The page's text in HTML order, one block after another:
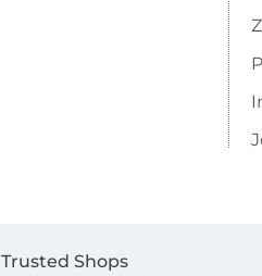
Trusted Shops